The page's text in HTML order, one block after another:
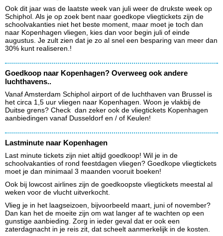
Ook dit jaar was de laatste week van juli weer de drukste week op
Schiphol. Als je op zoek bent naar goedkope vliegtickets zijn de
schoolvakanties niet het beste moment, maar moet je toch dan
naar Kopenhagen vliegen, kies dan voor begin juli of einde
augustus. Je zult zien dat je zo al snel een besparing van meer dan
30% kunt realiseren.!
Goedkoop naar Kopenhagen? Overweeg ook andere
luchthavens..
Vanaf Amsterdam Schiphol airport of de luchthaven van Brussel is
het circa 1,5 uur vliegen naar Kopenhagen. Woon je vlakbij de
Duitse grens? Check dan zeker ook de vliegtickets Kopenhagen
aanbiedingen vanaf Dusseldorf en / of Keulen!
Lastminute naar Kopenhagen
Last minute tickets zijn niet altijd goedkoop! Wil je in de
schoolvakanties of rond feestdagen vliegen? Goedkope vliegtickets
moet je dan minimaal 3 maanden vooruit boeken!
Ook bij lowcost airlines zijn de goedkoopste vliegtickets meestal al
weken voor de vlucht uitverkocht.
Vlieg je in het laagseizoen, bijvoorbeeld maart, juni of november?
Dan kan het de moeite zijn om wat langer af te wachten op een
gunstige aanbieding. Zorg in ieder geval dat er ook een
zaterdagnacht in je reis zit, dat scheelt aanmerkelijk in de kosten.